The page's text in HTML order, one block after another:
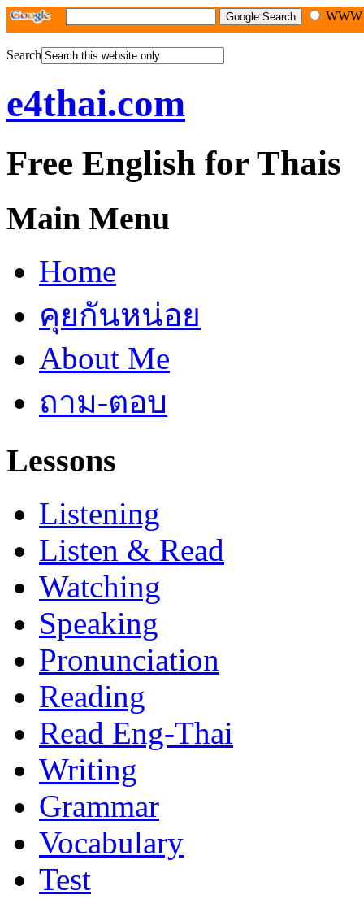
Search
e4thai.com
Free English for Thais
Main Menu
Home
คุยกันหน่อย
About Me
ถาม-ตอบ
Lessons
Listening
Listen & Read
Watching
Speaking
Pronunciation
Reading
Read Eng-Thai
Writing
Grammar
Vocabulary
Test